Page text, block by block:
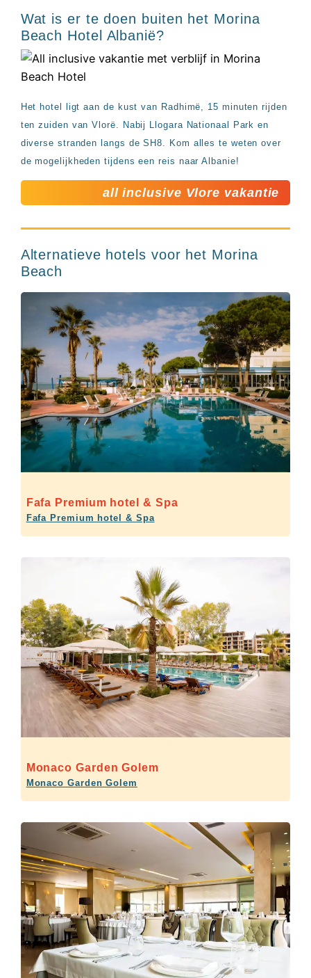
Wat is er te doen buiten het Morina
Beach Hotel Albanië?
Het hotel ligt aan de kust van Radhimë, 15 minuten rijden
ten zuiden van Vlorë. Nabij Llogara Nationaal Park en
diverse stranden langs de SH8. Kom alles te weten over
de mogelijkheden tijdens een reis naar Albanie!
all inclusive Vlore vakantie
Alternatieve hotels voor het Morina
Beach
Fafa Premium hotel & Spa
Fafa Premium hotel & Spa
Monaco Garden Golem
Monaco Garden Golem